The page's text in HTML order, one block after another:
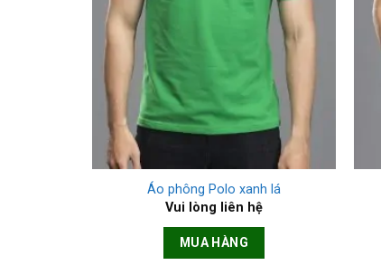
Áo phông Polo xanh lá
Vui lòng liên hệ
MUA HÀNG